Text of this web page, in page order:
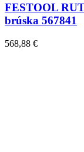
FESTOOL
brúska 567841
568,88 €